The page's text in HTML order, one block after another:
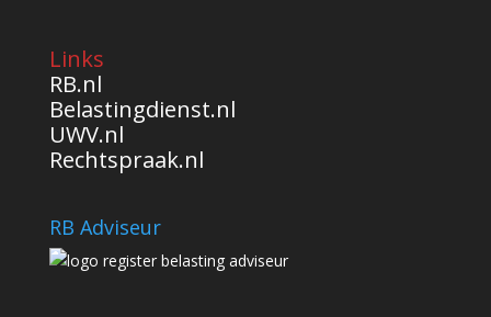
Links
RB.nl
Belastingdienst.nl
UWV.nl
Rechtspraak.nl
RB Adviseur